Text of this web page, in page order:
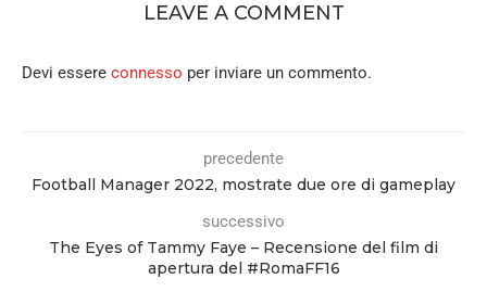
LEAVE A COMMENT
Devi essere connesso per inviare un commento.
precedente
Football Manager 2022, mostrate due ore di gameplay
successivo
The Eyes of Tammy Faye – Recensione del film di
apertura del #RomaFF16